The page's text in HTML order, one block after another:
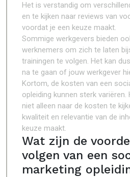
Het is verstandig om
en te kijken naar reviews van
voordat je een keuze maakt.
Sommige werkgevers bieden
werknemers om zich te laten
trainingen te volgen. Het kan
na te gaan of jouw werkgever
Kortom, de kosten van een
opleiding kunnen sterk variëren.
niet alleen naar de kosten te
kwaliteit en relevantie van de
keuze maakt.
Wat zijn de
volgen van een
marketing